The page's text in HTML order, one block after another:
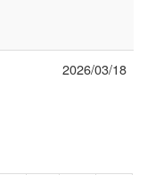
2026/03/18